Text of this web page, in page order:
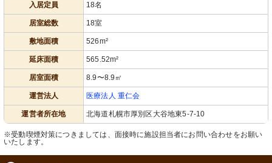
キッチンスペース
最新設備の整ったキッチンで快適な調
理が可能です。明るく清潔感のある空
間です。
入居定員 18名
居室総数 18室
敷地面積 526m²
延床面積 565.52m²
居室面積 8.9〜8.9㎡
運営法人 医療法人 重仁会
運営者所在地 北海道札幌市厚別区大谷地東5-7-10
※受動喫煙対策につきましては、面接時に施設担当者にお問い合わせをお願い
いたします。